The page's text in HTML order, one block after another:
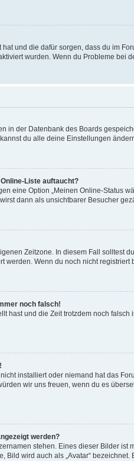
und die dafür sorgen, dass du im
wurden. Wenn du Probleme
in der Datenbank des Boards
du alle deine Einstellungen
Liste auftaucht?
eine Option „Meinen Online-Status
dann als unsichtbarer Besucher
Zeitzone. In diesem Fall solltest
Wenn du noch nicht registriert
noch falsch!
hast und die Zeit trotzdem noch
installiert oder niemand hat das
wir uns freuen, wenn du es
werden?
stehen. Eines dieser Bilder
Bild wird auch als „Avatar“